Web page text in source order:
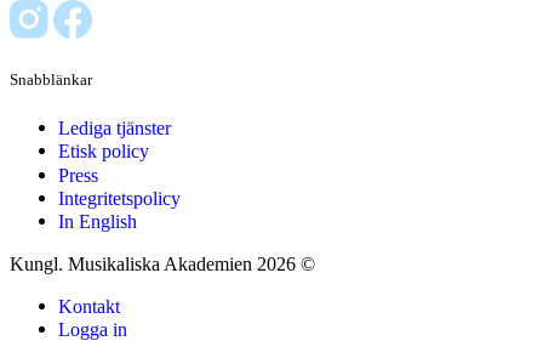
Snabblänkar
Lediga tjänster
Etisk policy
Press
Integritetspolicy
In English
Kungl. Musikaliska Akademien 2026 ©
Kontakt
Logga in